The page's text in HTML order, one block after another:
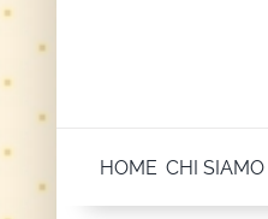
HOME CHI SIAMO